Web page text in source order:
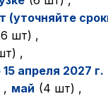
(уточняйте
шт) ,
,
апреля 2027 г.
, май (4 шт) ,